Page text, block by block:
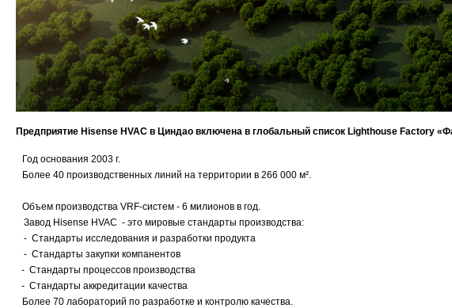
Предприятие Hisense HVAC в Циндао включена в глобальный список Lighthouse Factory
Год основания 2003 г.
Более 40 производственных линий на территории в 266 000 м².
Объем производства VRF-систем - 6 милионов в год.
Завод Hisense HVAC - это мировые стандарты производства:
- Стандарты исследования и разработки продукта
- Стандарты закупки компанентов
- Стандарты процессов производства
- Стандарты аккредитации качества
Более 70 лабораторий по разработке и контролю качества.